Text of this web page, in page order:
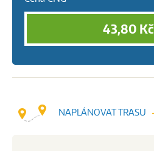
43,80 Kč
NAPLÁNOVAT TRASU